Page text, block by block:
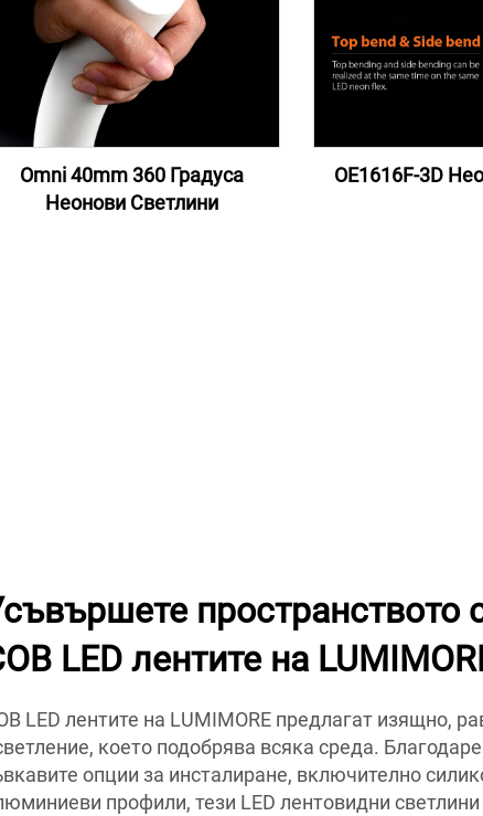
Omni 40mm 360 Градуса
Неонови Светлини
OE1616F-3D
пространството
LED лентите на
LED лентите на LUMIMORE предлагат изящно,
което подобрява всяка среда.
опции за инсталиране, включително
профили, тези LED лентовидни